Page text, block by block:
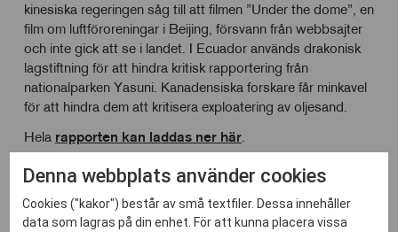
kinesiska regeringen såg till att filmen ”Under the dome”, en
film om luftföroreningar i Beijing, försvann från webbsajter
och inte gick att se i landet. I Ecuador används drakonisk
lagstiftning för att hindra kritisk rapportering från
nationalparken Yasuni. Kanadensiska forskare får minkavel
för att hindra dem att kritisera exploatering av oljesand.
Hela rapporten kan laddas ner här.
Denna webbplats använder cookies
Cookies ("kakor") består av små textfiler. Dessa innehåller
data som lagras på din enhet. För att kunna placera vissa